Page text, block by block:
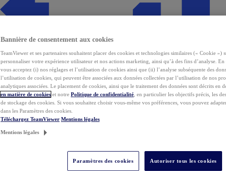
Bannière de consentement aux cookies
TeamViewer et ses partenaires souhaitent placer des cookies et technologies similaires (« Cookie »)
personnaliser votre expérience utilisateur et nos actions marketing, ainsi qu’à des fins d’analyse.
vous acceptez (i) nos réglages et l’utilisation de cookies ainsi que (ii) l’analyse subséquente des
l’utilisation de cookies, qui peuvent être associées aux données collectées par l’utilisation de nos
analytiques associées. Le placement de cookies, ainsi que le traitement des données sont décrits en
en matière de cookies et notre Politique de confidentialité , en particulier les objectifs précis, les
de stockage des cookies. Si vous souhaitez choisir vous-même vos préférences, vous pouvez
dans les Paramètres des cookies.
Téléchargez TeamViewer Mentions légales
Mentions légales
Paramètres des cookies Autoriser tous les cookies